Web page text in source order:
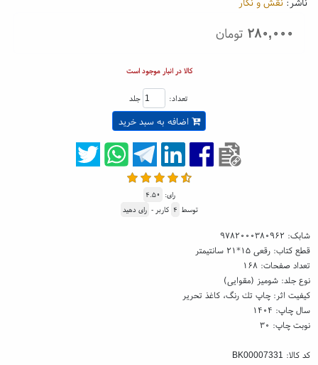
۲۸۰,۰۰۰ تومان
کالا در انبار موجود است
تعداد: جلد
اضافه به سبد خرید
رای: ۴.۵۰
توسط ۴ کاربر - رای دهید
شابک: ۹۷۸۲۰۰۰۳۸۰۹۶۲
قطع کتاب: رقعی ۱۵*۲۱ سانتیمتر
تعداد صفحات: ۱۶۸
نوع جلد: شومیز (مقوایی)
کیفیت اثر: چاپ تك رنگ، کاغذ تحریر
سال چاپ: ۱۴۰۴
نوبت چاپ: ۳۰
کد کالا: BK00007331